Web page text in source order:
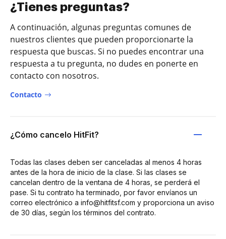
¿Tienes preguntas?
A continuación, algunas preguntas comunes de
nuestros clientes que pueden proporcionarte la
respuesta que buscas. Si no puedes encontrar una
respuesta a tu pregunta, no dudes en ponerte en
contacto con nosotros.
Contacto
¿Cómo cancelo HitFit?
Todas las clases deben ser canceladas al menos 4 horas
antes de la hora de inicio de la clase. Si las clases se
cancelan dentro de la ventana de 4 horas, se perderá el
pase. Si tu contrato ha terminado, por favor envíanos un
correo electrónico a info@hitfitsf.com y proporciona un aviso
de 30 días, según los términos del contrato.